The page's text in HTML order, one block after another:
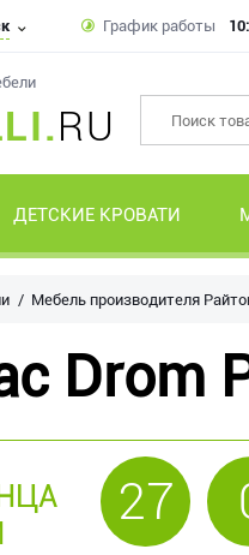
График работы
RU
ДЕТСКИЕ КРОВАТИ
Мебель производителя
Drom
27